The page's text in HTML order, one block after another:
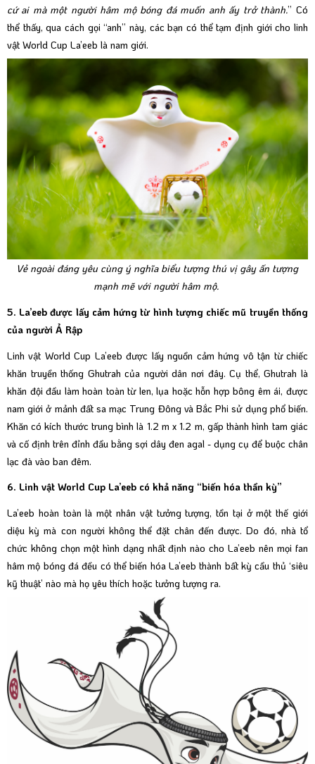
cứ ai mà một người hâm mộ bóng đá muốn anh ấy trở thành.” Có
thể thấy, qua cách gọi “anh” này, các bạn có thể tạm định giới cho linh
vật World Cup La’eeb là nam giới.
Vẻ ngoài đáng yêu cùng ý nghĩa biểu tượng thú vị gây ấn tượng
mạnh mẽ với người hâm mộ.
5. La’eeb được lấy cảm hứng từ hình tượng chiếc mũ truyền thống
của người Ả Rập
Linh vật World Cup La’eeb được lấy nguồn cảm hứng vô tận từ chiếc
khăn truyền thống Ghutrah của người dân nơi đây. Cụ thể, Ghutrah là
khăn đội đầu làm hoàn toàn từ len, lụa hoặc hỗn hợp bông êm ái, được
nam giới ở mảnh đất sa mạc Trung Đông và Bắc Phi sử dụng phổ biến.
Khăn có kích thước trung bình là 1.2 m x 1.2 m, gấp thành hình tam giác
và cố định trên đỉnh đầu bằng sợi dây đen agal - dụng cụ để buộc chân
lạc đà vào ban đêm.
6. Linh vật World Cup La’eeb có khả năng “biến hóa thần kỳ”
La’eeb hoàn toàn là một nhân vật tưởng tượng, tồn tại ở một thế giới
diệu kỳ mà con người không thể đặt chân đến được. Do đó, nhà tổ
chức không chọn một hình dạng nhất định nào cho La’eeb nên mọi fan
hâm mộ bóng đá đều có thể biến hóa La’eeb thành bất kỳ cầu thủ ‘siêu
kỹ thuật’ nào mà họ yêu thích hoặc tưởng tượng ra.